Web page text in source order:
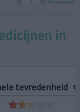
in
tevredenheid